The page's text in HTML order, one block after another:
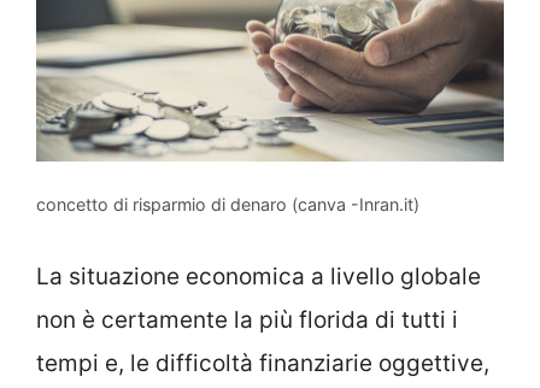
concetto di risparmio di denaro (canva -Inran.it)
La situazione economica a livello globale
non è certamente la più florida di tutti i
tempi e, le difficoltà finanziarie oggettive,